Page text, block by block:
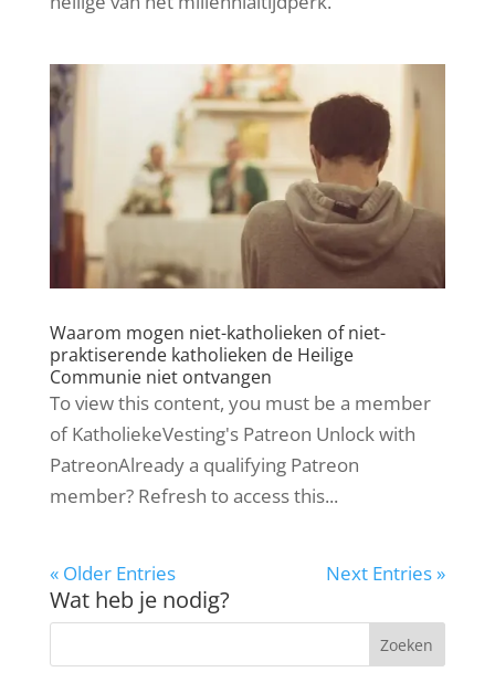
Waarom mogen niet-katholieken of niet-
praktiserende katholieken de Heilige
Communie niet ontvangen
To view this content, you must be a member
of KatholiekeVesting's Patreon Unlock with
PatreonAlready a qualifying Patreon
member? Refresh to access this...
« Older Entries Next Entries »
Wat heb je nodig?